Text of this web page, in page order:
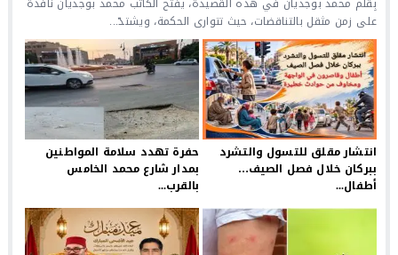
على زمن مثقل بالتناقضات، حيث تتوارى الحكمة، ويشتدّ...
انتشار مقلق للتسول والتشرد
ببركان خلال فصل الصيف…
أطفال...
حفرة تهدد سلامة المواطنين
بمدار شارع محمد الخامس
بالقرب...